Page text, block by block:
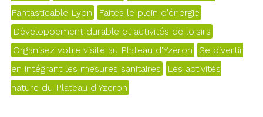
Fantasticable Lyon
Faites le plein d'énergie
Développement durable et activités de loisirs
Organisez votre visite au Plateau d'Yzeron
Se divertir
en intégrant les mesures sanitaires
Les activités
nature du Plateau d'Yzeron